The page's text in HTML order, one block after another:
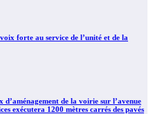
forte au service de l’unité et de la
de la voirie sur l’avenue
exécutera 1200 mètres carrés des pavés